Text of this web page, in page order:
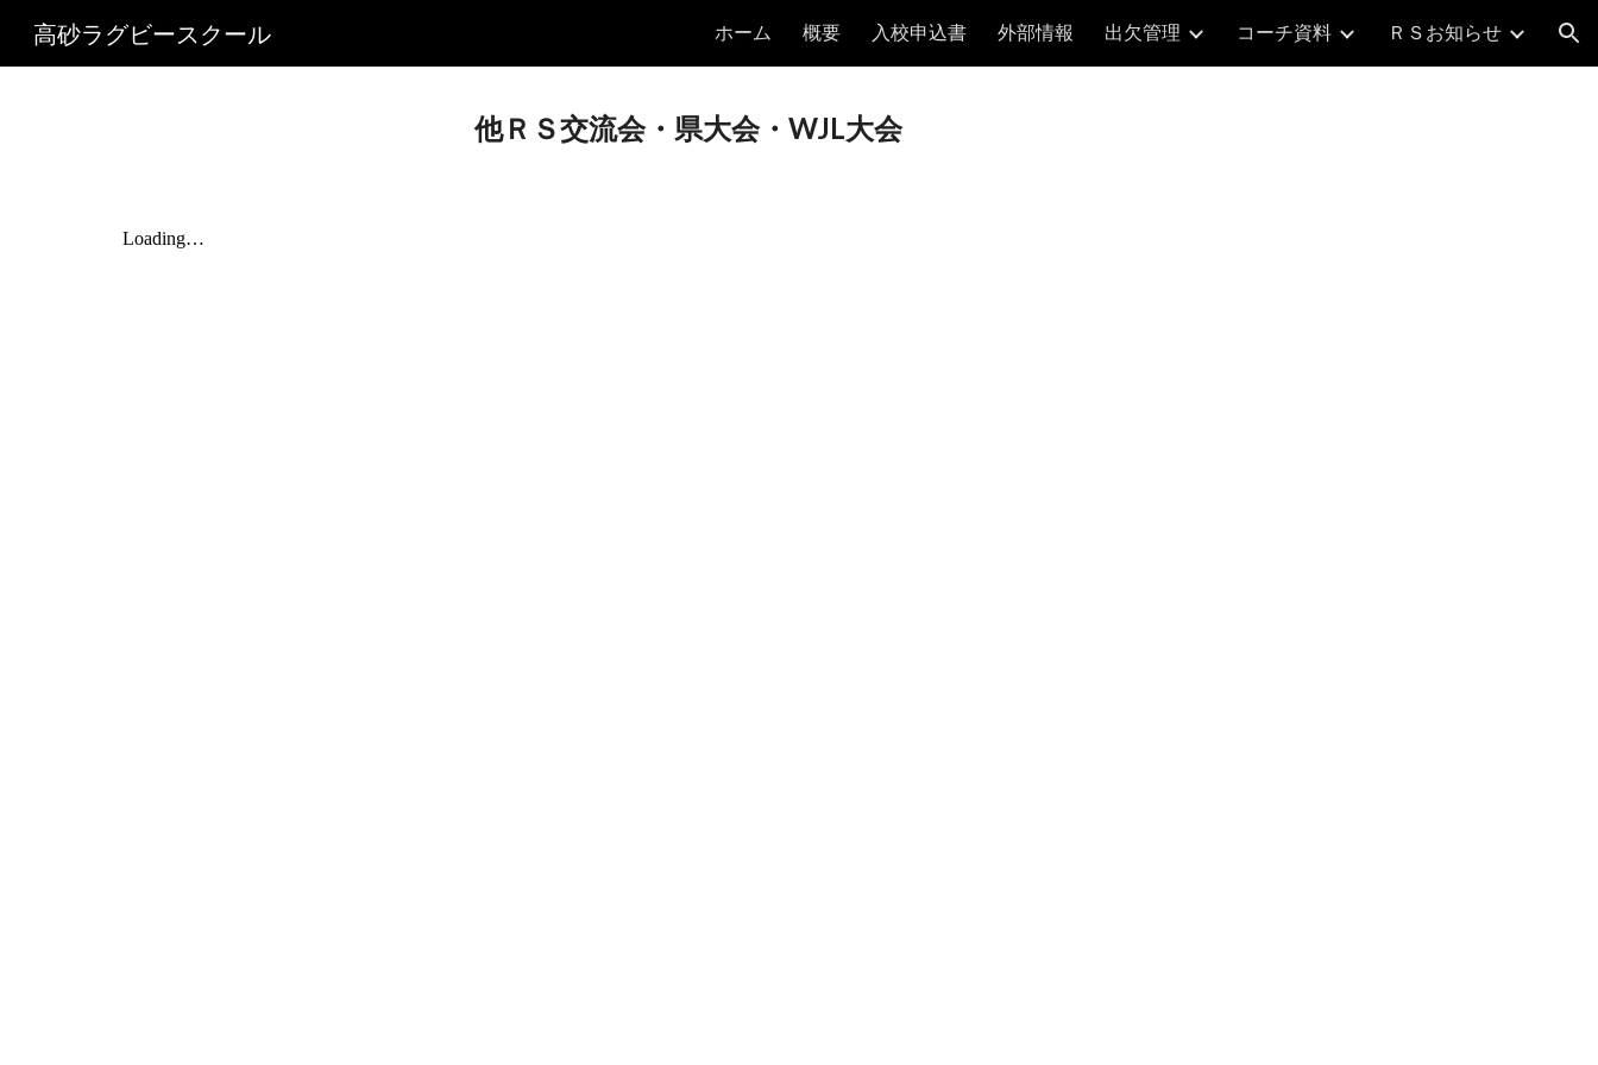
Skip to navigation
高砂ラグビースクール ホーム 概要 入校申込書 外部情報 出欠管理 コーチ資料 ＲＳお知らせ
他ＲＳ交流会・県大会・WJL大会